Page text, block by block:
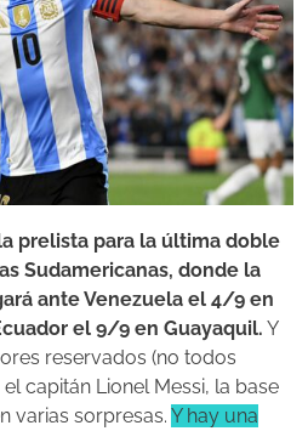
prelista para la última doble
Sudamericanas, donde la
ante Venezuela el 4/9 en
el 9/9 en Guayaquil. Y
reservados (no todos
capitán Lionel Messi, la base
varias sorpresas. Y hay una